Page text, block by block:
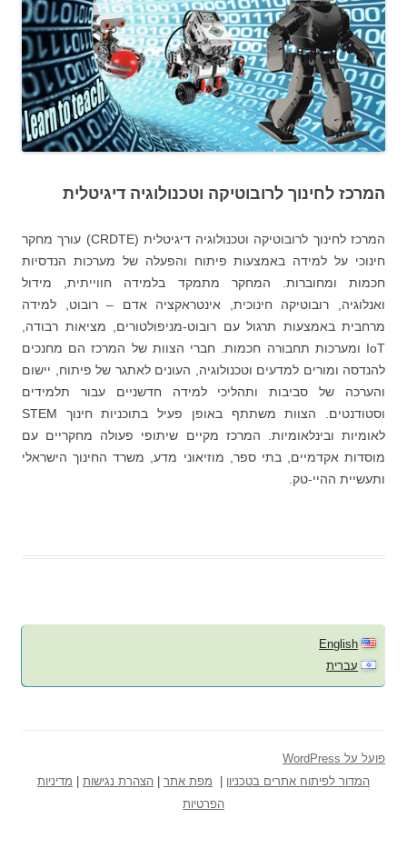
המרכז לחינוך לרובוטיקה וטכנולוגיה דיגיטלית
המרכז לחינוך לרובוטיקה וטכנולוגיה דיגיטלית (CRDTE) עורך מחקר
חינוכי על למידה באמצעות פיתוח והפעלה של מערכות הנדסיות
חכמות ומחוברות. המחקר מתמקד בלמידה חווייתית, מידול
ואנלוגיה, רובוטיקה חינוכית, אינטראקציה אדם – רובוט, למידה
מרחבית באמצעות תרגול עם רובוט-מניפולטורים, מציאות רבודה,
IoT ומערכות תחבורה חכמות. חברי הצוות של המרכז הם מחנכים
להנדסה ומורים למדעים וטכנולוגיה, העונים לאתגר של פיתוח, יישום
והערכה של סביבות ותהליכי למידה חדשניים עבור תלמידים
וסטודנטים. הצוות משתתף באופן פעיל בתוכניות חינוך STEM
לאומיות ובינלאומיות. המרכז מקיים שיתופי פעולה מחקריים עם
מוסדות אקדמיים, בתי ספר, מוזיאוני מדע, משרד החינוך הישראלי
ותעשיית ההיי-טק.
English
עברית
פועל על WordPress
המדור לפיתוח אתרים בטכניון
מפת אתר הצהרת נגישות
מדיניות
הפרטיות